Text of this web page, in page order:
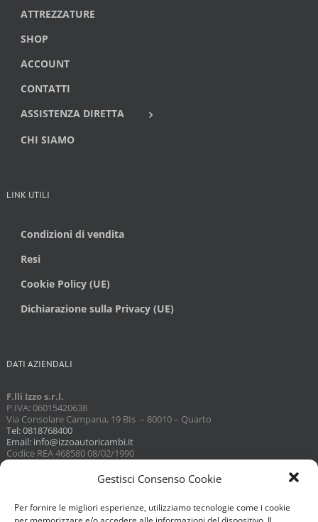
Gestisci Consenso Cookie
Per fornire le migliori esperienze, utilizziamo tecnologie come i cookie
ATTREZZATURE
SHOP
ACCOUNT
CONTATTI
ASSISTENZA DIRETTA
CHI SIAMO
LINK UTILI
Condizioni di vendita
Resi
Cookie Policy (UE)
Dichiarazione sulla Privacy (UE)
DATI AZIENDALI
F.lli Izzo s.r.l.
P.IVA: 06015420638
Via Consolare Campana, 19 BIs – 80010 – Quarto
Tel: 0818768400
Email: info@izzoautoricambi.it
Codice REA 468580 08/02/1990
Capitale sociale 3098,74